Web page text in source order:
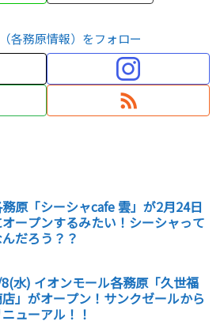
各務原情報）をフォロー
原「シーシャcafe 雲」が2月24日
オープンするみたい！シーシャって
だろう？？
水) イオンモール各務原「久世福
」がオープン！サンクゼールから
ニューアル！！